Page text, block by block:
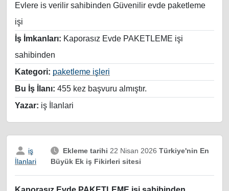
Evlere is verilir sahibinden Güvenilir evde paketleme
işi
İş İmkanları: Kaporasız Evde PAKETLEME işi
sahibinden
Kategori: paketleme işleri
Bu İş İlanı: 455 kez başvuru almıştır.
Yazar: iş İlanlari
iş
İlanlari
Ekleme tarihi 22 Nisan 2026 Türkiye'nin En
Büyük Ek iş Fikirleri sitesi